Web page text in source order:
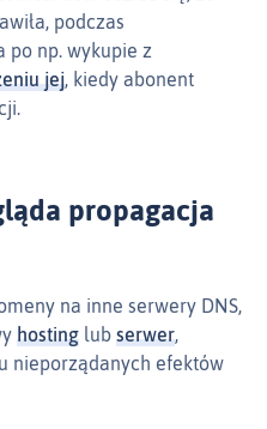
podczas
po np. wykupie z
jej, kiedy abonent
propagacja
na inne serwery DNS,
hosting lub serwer,
nieporządanych efektów